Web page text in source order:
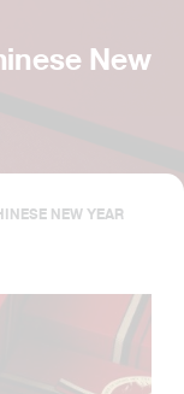
New
NEW YEAR